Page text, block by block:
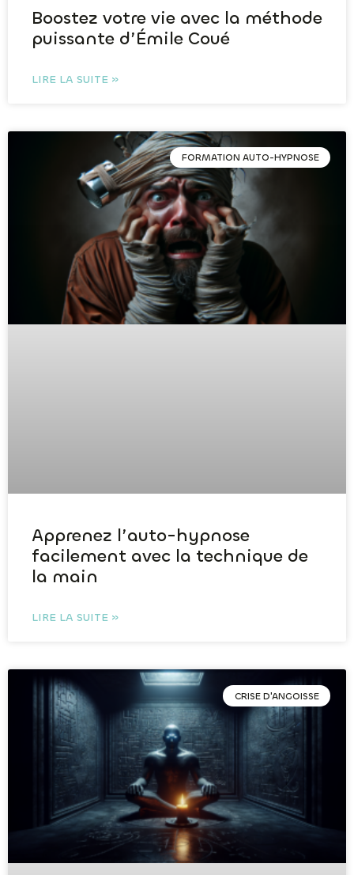
Boostez votre vie avec la méthode
puissante d’Émile Coué
LIRE LA SUITE »
FORMATION AUTO-HYPNOSE
Apprenez l’auto-hypnose
facilement avec la technique de
la main
LIRE LA SUITE »
CRISE D'ANGOISSE